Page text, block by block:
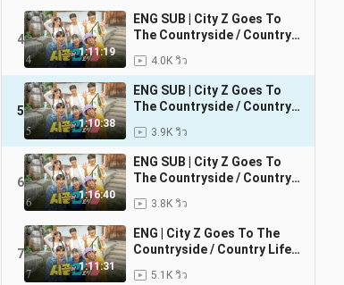
4
1:11:19
ENG SUB | City Z Goes To
The Countryside / Country
4.0K วิว
5
1:10:38
ENG SUB | City Z Goes To
The Countryside / Country
3.9K วิว
6
1:16:40
ENG SUB | City Z Goes To
The Countryside / Country
3.8K วิว
7
1:11:31
ENG | City Z Goes To The
Countryside / Country Life
5.1K วิว